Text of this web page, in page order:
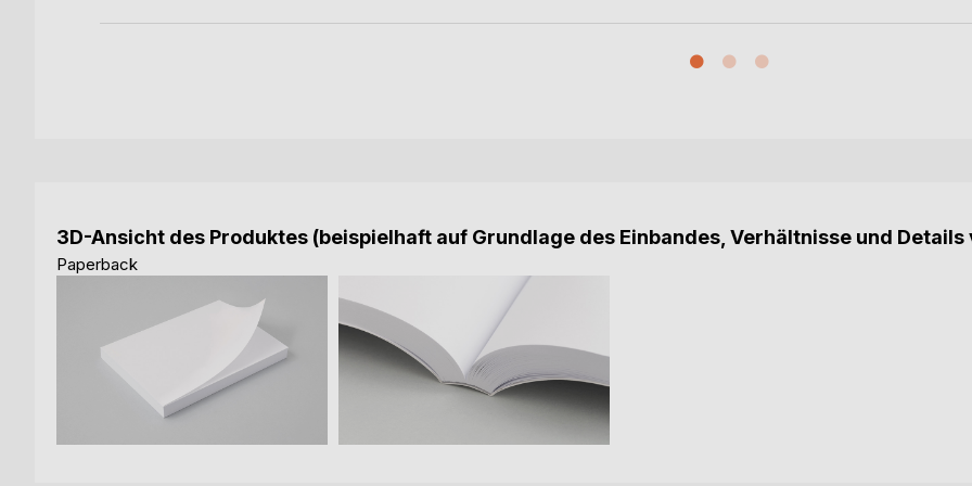
3D-Ansicht des Produktes (beispielhaft auf Grundlage des Einbandes, Verhältnisse und
Paperback